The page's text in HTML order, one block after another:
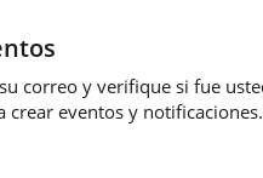
correo y verifique si fue
crear eventos y notificaciones.